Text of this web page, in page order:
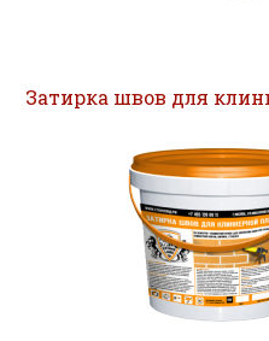
Затирка швов для